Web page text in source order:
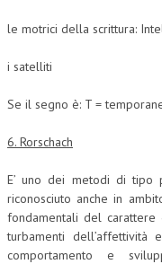
le motrici della scrittura:
i satelliti
Se il segno è: T =
6. Rorschach
E’ uno dei metodi di tipo
riconosciuto anche in
fondamentali del carattere
turbamenti
comportamento e